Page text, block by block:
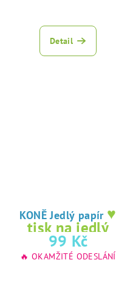
Detail
KONĚ Jedlý papír ♥
tisk na jedlý
papír
99 Kč
🔥 OKAMŽITÉ ODESLÁNÍ